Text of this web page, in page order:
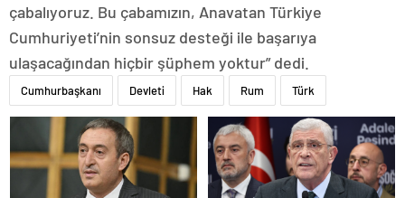
çabalıyoruz. Bu çabamızın, Anavatan Türkiye
Cumhuriyeti’nin sonsuz desteği ile başarıya
ulaşacağından hiçbir şüphem yoktur” dedi.
Cumhurbaşkanı Devleti Hak Rum Türk